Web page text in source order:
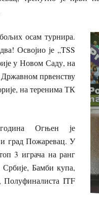
осам турнира.
Освојио је „TSS
у Новом Саду, на
првенству
на теренима ТК
Огњен је
и град Пожаревац. У
3 играча на ранг
Србије, Бамби купа,
ПолуфиналистаITF